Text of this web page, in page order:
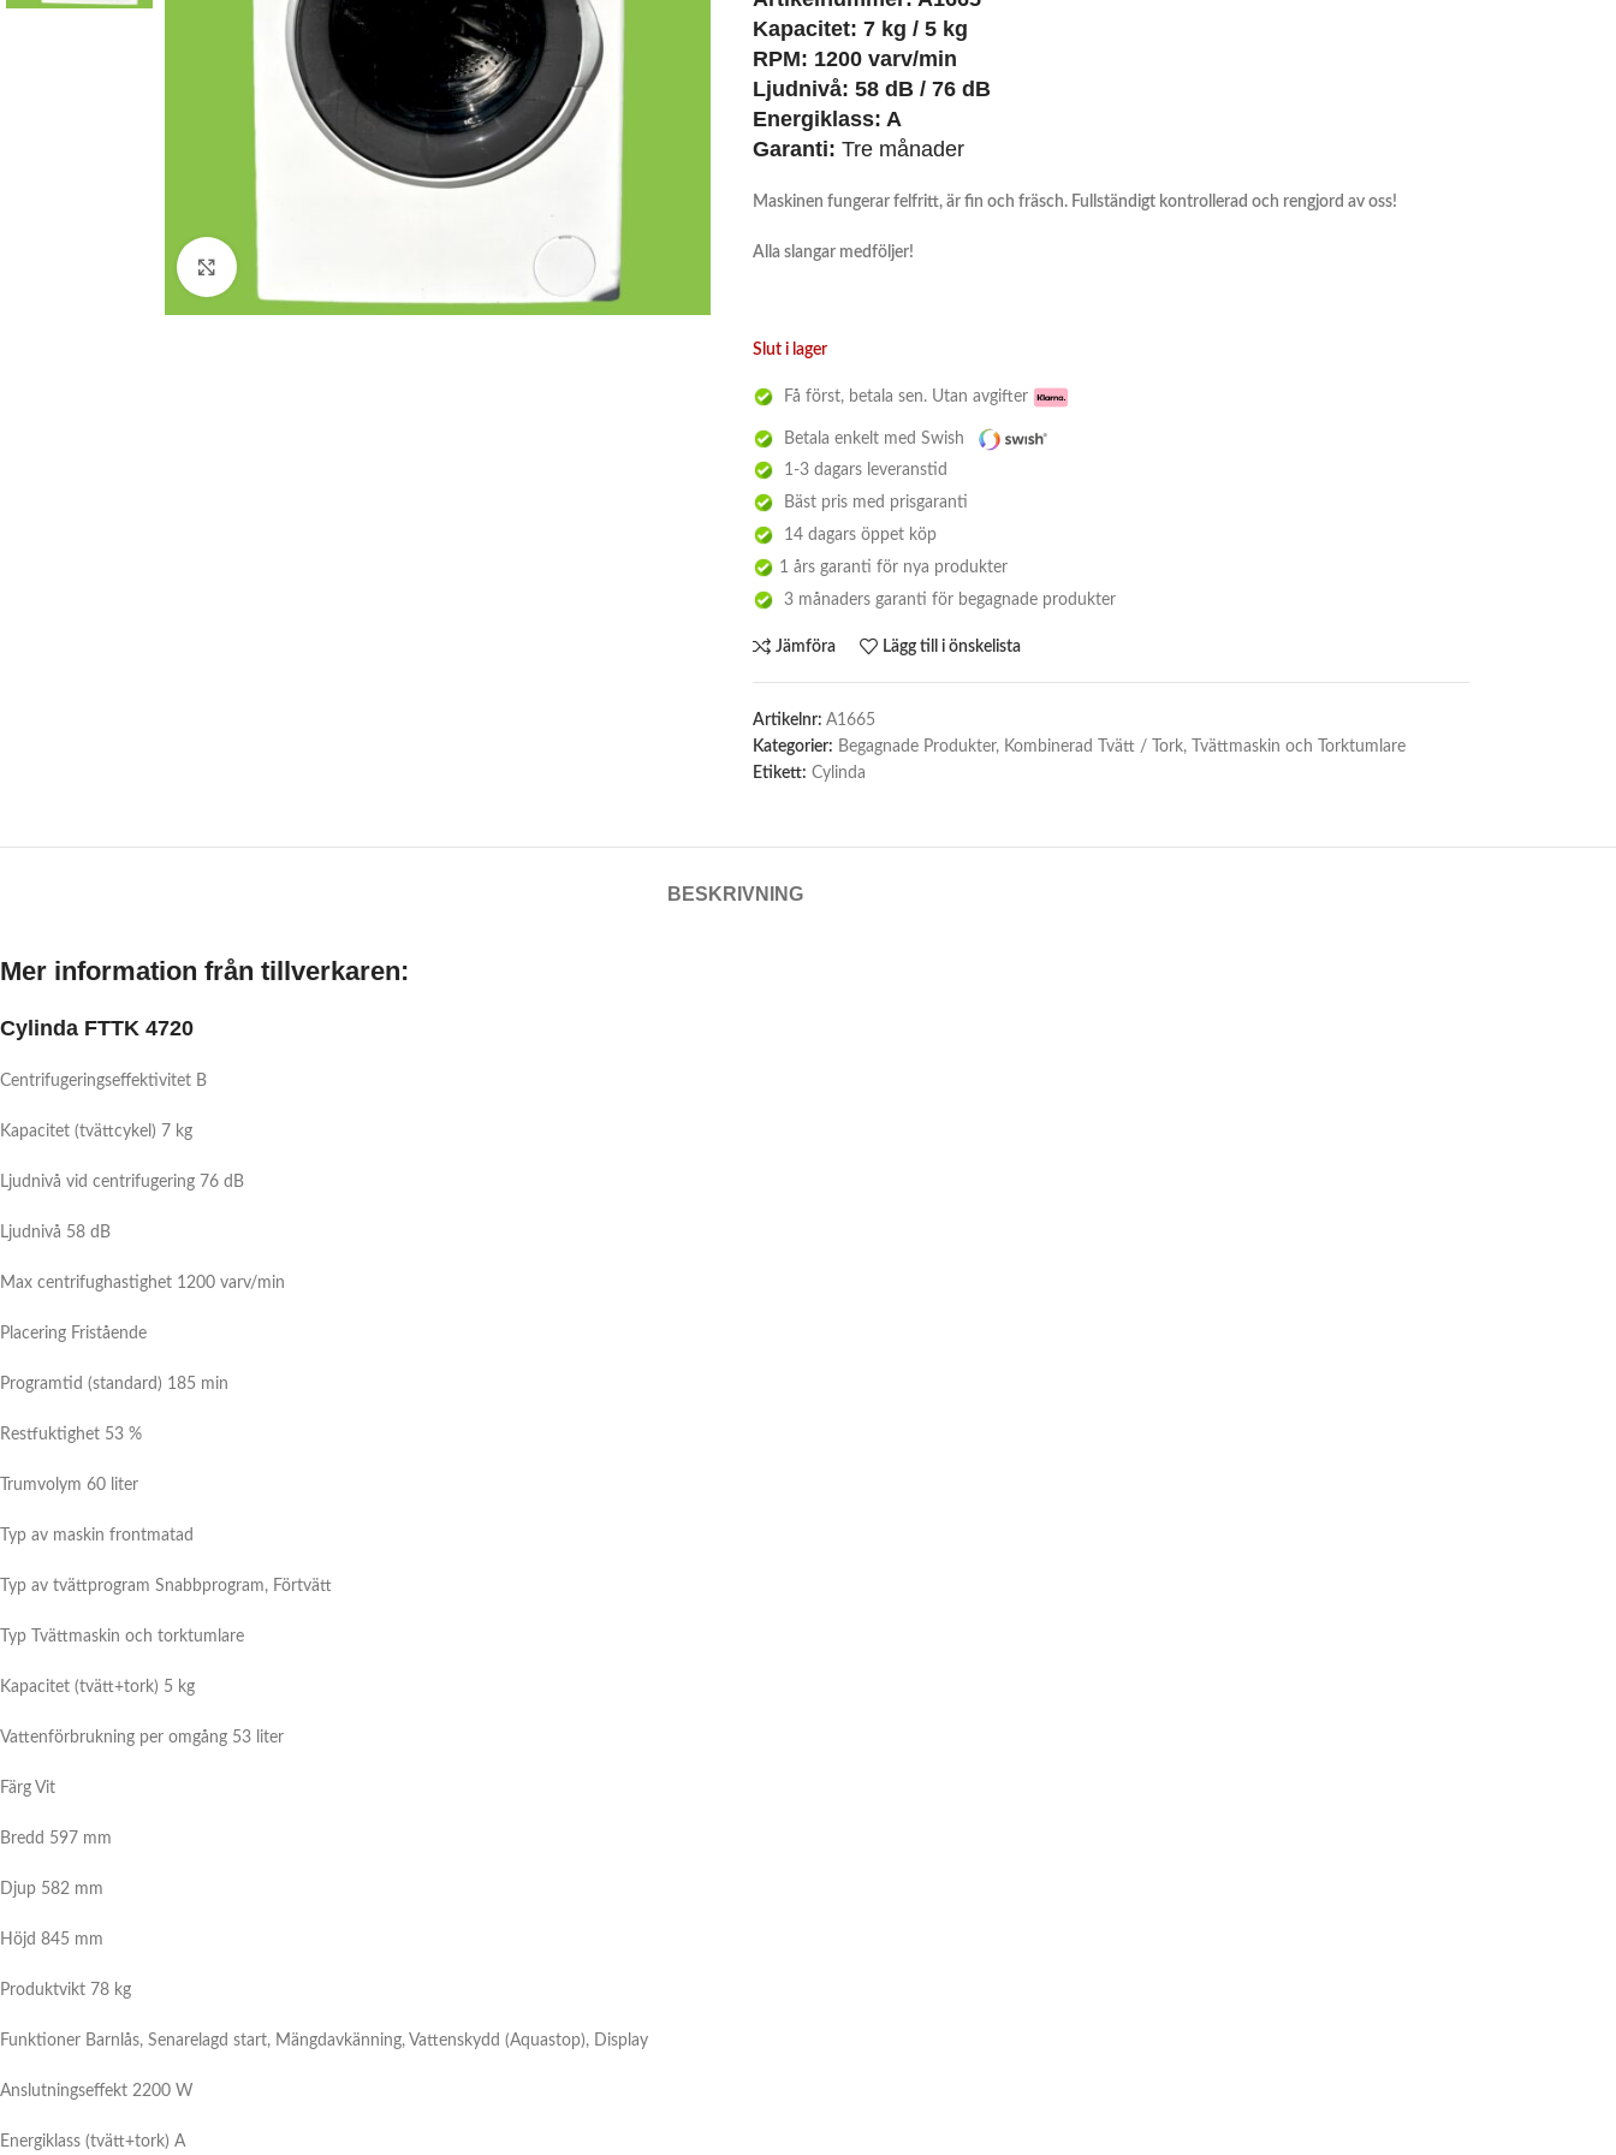
Kapacitet: 7 kg / 5 kg
RPM: 1200 varv/min
Ljudnivå: 58 dB / 76 dB
Energiklass: A
Garanti: Tre månader
Maskinen fungerar felfritt, är fin och fräsch. Fullständigt kontrollerad och rengjord av oss!
Alla slangar medföljer!
Slut i lager
Få först, betala sen. Utan avgifter
Betala enkelt med Swish
1-3 dagars leveranstid
Bäst pris med prisgaranti
14 dagars öppet köp
1 års garanti för nya produkter
3 månaders garanti för begagnade produkter
Jämföra Lägg till i önskelista
Artikelnr: A1665
Kategorier: Begagnade Produkter, Kombinerad Tvätt / Tork,
Tvättmaskin och Torktumlare
Etikett: Cylinda
BESKRIVNING
Mer information från tillverkaren:
Cylinda FTTK 4720
Centrifugeringseffektivitet B
Kapacitet (tvättcykel) 7 kg
Ljudnivå vid centrifugering 76 dB
Ljudnivå 58 dB
Max centrifughastighet 1200 varv/min
Placering Fristående
Programtid (standard) 185 min
Restfuktighet 53 %
Trumvolym 60 liter
Typ av maskin frontmatad
Typ av tvättprogram Snabbprogram, Förtvätt
Typ Tvättmaskin och torktumlare
Kapacitet (tvätt+tork) 5 kg
Vattenförbrukning per omgång 53 liter
Färg Vit
Bredd 597 mm
Djup 582 mm
Höjd 845 mm
Produktvikt 78 kg
Funktioner Barnlås, Senarelagd start, Mängdavkänning, Vattenskydd (Aquastop), Display
Anslutningseffekt 2200 W
Energiklass (tvätt+tork) A